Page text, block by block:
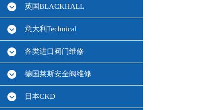
英国BLACKHALL
意大利Technical
各类进口阀门维修
德国莱斯安全阀维修
日本CKD